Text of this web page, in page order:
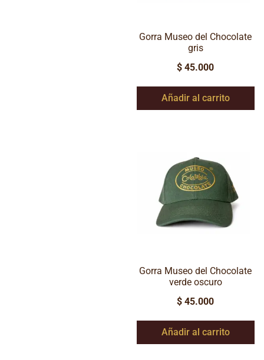
Gorra Museo del Chocolate
gris
$ 45.000
Añadir al carrito
Gorra Museo del Chocolate
verde oscuro
$ 45.000
Añadir al carrito